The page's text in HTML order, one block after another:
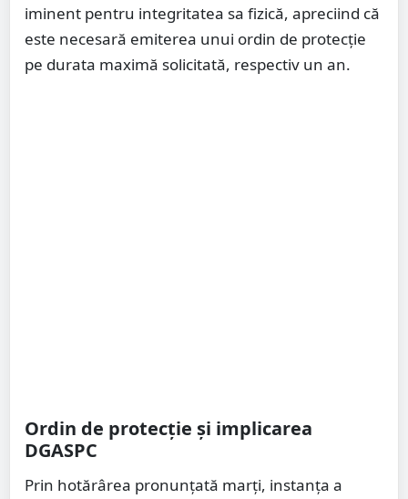
iminent pentru integritatea sa fizică, apreciind că
este necesară emiterea unui ordin de protecție
pe durata maximă solicitată, respectiv un an.
Ordin de protecție și implicarea
DGASPC
Prin hotărârea pronunțată marți, instanța a